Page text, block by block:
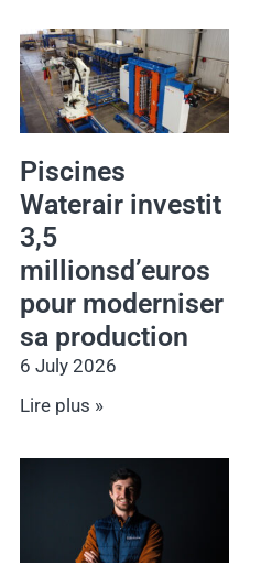
Piscines
Waterair investit
3,5
millionsd’euros
pour moderniser
sa production
6 July 2026
Lire plus »